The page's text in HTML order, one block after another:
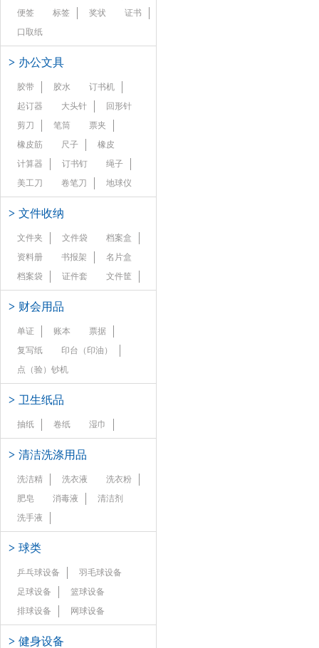
便签
标签 奖状
证书
口取纸
> 办公文具
胶带 胶水
订书机
起订器
大头针
回形针
剪刀
笔筒
票夹
橡皮筋
尺子
橡皮
计算器
订书钉
绳子
美工刀
卷笔刀 地球仪
> 文件收纳
文件夹 文件袋
档案盒
资料册
书报架
名片盒
档案袋
证件套 文件筐
> 财会用品
单证 账本
票据
复写纸
印台（印油）
点（验）钞机
> 卫生纸品
抽纸 卷纸 湿巾
> 清洁洗涤用品
洗洁精 洗衣液
洗衣粉
肥皂
消毒液
清洁剂
洗手液
> 球类
乒乓球设备
羽毛球设备
足球设备
篮球设备
排球设备
网球设备
> 健身设备